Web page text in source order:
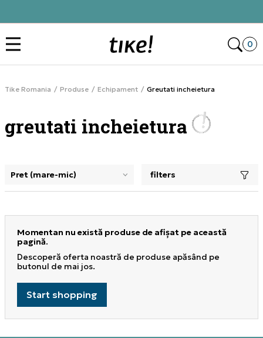
0
Tike Romania Produse Echipament Greutati incheietura
greutati incheietura
selectarea unui filtru închide panoul de filtre, încarcă
filters
Momentan nu există produse de afișat pe această
pagină.
Descoperă oferta noastră de produse apăsând pe
butonul de mai jos.
Start shopping